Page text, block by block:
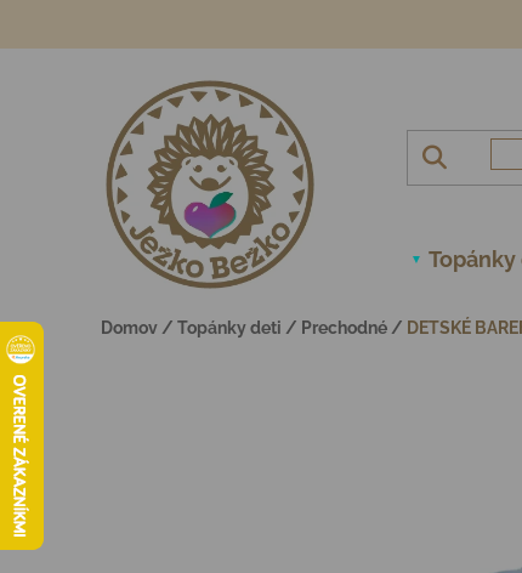
Domov / Topánky deti / Prechodné / DETSKÉ